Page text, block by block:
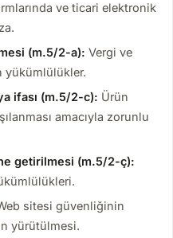
ve ticari elektronik
(m.5/2-a): Vergi ve
yükümlülükler.
ifası (m.5/2-c): Ürün
amacıyla zorunlu
getirilmesi (m.5/2-ç):
sitesi güvenliğinin
yürütülmesi.